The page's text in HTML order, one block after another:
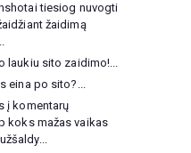
tiesiog nuvogti
žaidimą
laukiu sito zaidimo!...
eina po sito?...
į komentarų
koks mažas vaikas